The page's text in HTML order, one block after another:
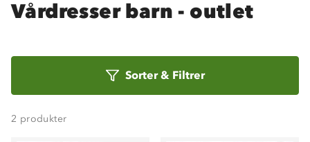
Vårdresser barn - outlet
Sorter& Filtrer
2 produkter